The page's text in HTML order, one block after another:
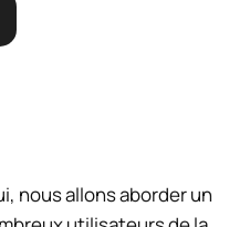
nous allons aborder un